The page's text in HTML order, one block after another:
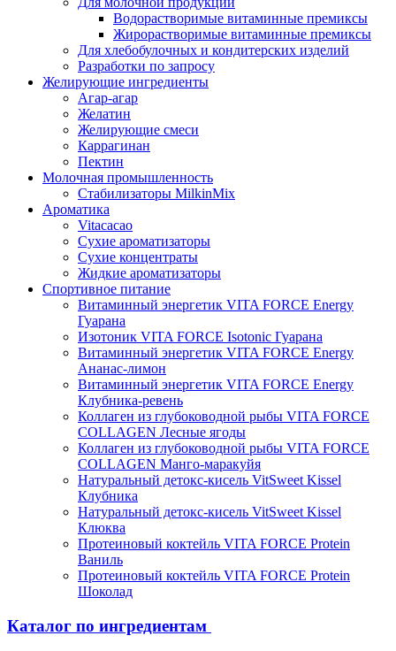
Водорастворимые витаминные премиксы
Жирорастворимые витаминные премиксы
Для хлебобулочных и кондитерских изделий
Разработки по запросу
Желирующие ингредиенты
Агар-агар
Желатин
Желирующие смеси
Каррагинан
Пектин
Молочная промышленность
Стабилизаторы MilkinMix
Ароматика
Vitacacao
Сухие ароматизаторы
Сухие концентраты
Жидкие ароматизаторы
Спортивное питание
Витаминный энергетик VITA FORCE Energy
Гуарана
Изотоник VITA FORCE Isotonic Гуарана
Витаминный энергетик VITA FORCE Energy
Ананас-лимон
Витаминный энергетик VITA FORCE Energy
Клубника-ревень
Коллаген из глубоководной рыбы VITA FORCE
COLLAGEN Лесные ягоды
Коллаген из глубоководной рыбы VITA FORCE
COLLAGEN Манго-маракуйя
Натуральный детокс-кисель VitSweet Kissel
Клубника
Натуральный детокс-кисель VitSweet Kissel
Клюква
Протеиновый коктейль VITA FORCE Protein
Ваниль
Протеиновый коктейль VITA FORCE Protein
Шоколад
Каталог по ингредиентам